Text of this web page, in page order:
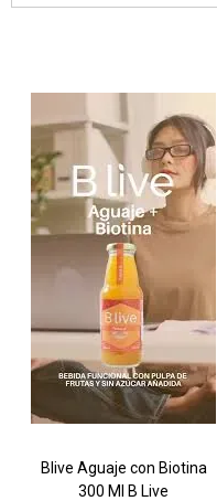
Blive Aguaje con Biotina
300 Ml B Live